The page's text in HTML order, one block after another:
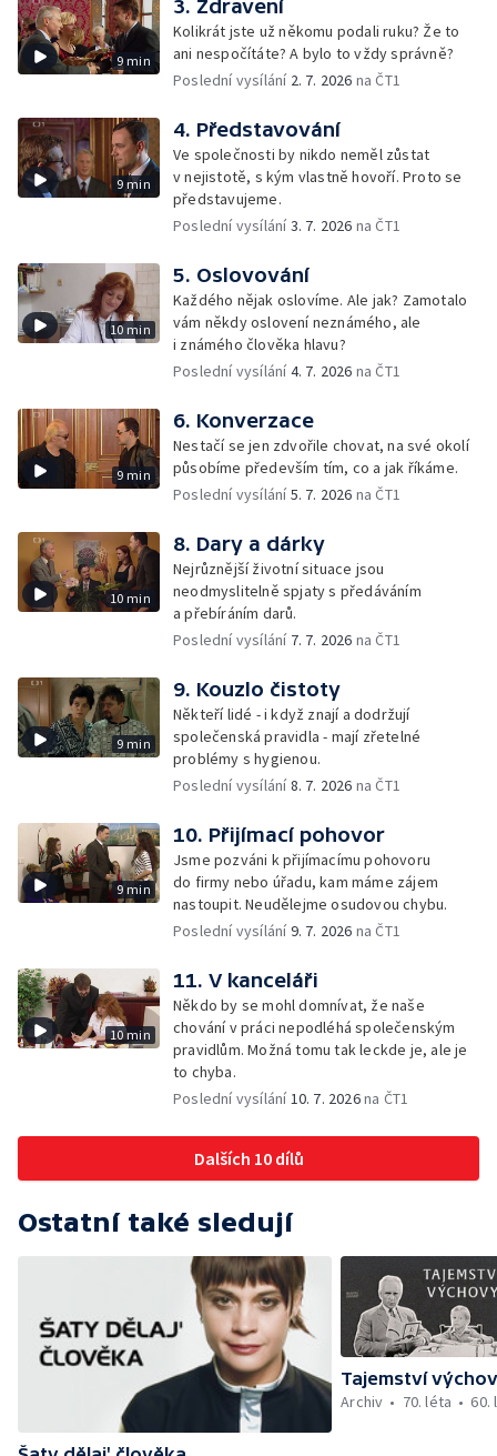
9 min
3. Zdravení
Kolikrát jste už někomu podali ruku? Že to
ani nespočítáte? A bylo to vždy správně?
Poslední vysílání 2. 7. 2026 na ČT1
9 min
4. Představování
Ve společnosti by nikdo neměl zůstat
v nejistotě, s kým vlastně hovoří. Proto se
představujeme.
Poslední vysílání3. 7. 2026 na ČT1
10 min
5. Oslovování
Každého nějak oslovíme. Ale jak? Zamotalo
vám někdy oslovení neznámého, ale
i známého člověka hlavu?
Poslední vysílání4. 7. 2026 na ČT1
9 min
6. Konverzace
Nestačí se jen zdvořile chovat, na své okolí
působíme především tím, co a jak říkáme.
Poslední vysílání5. 7. 2026 na ČT1
10 min
8. Dary a dárky
Nejrůznější životní situace jsou
neodmyslitelně spjaty s předáváním
a přebíráním darů.
Poslední vysílání 7. 7. 2026 na ČT1
9 min
9. Kouzlo čistoty
Někteří lidé - i když znají a dodržují
společenská pravidla - mají zřetelné
problémy s hygienou.
Poslední vysílání8. 7. 2026 na ČT1
9 min
10. Přijímací pohovor
Jsme pozváni k přijímacímu pohovoru
do firmy nebo úřadu, kam máme zájem
nastoupit. Neudělejme osudovou chybu.
Poslední vysílání9. 7. 2026 na ČT1
10 min
11. V kanceláři
Někdo by se mohl domnívat, že naše
chování v práci nepodléhá společenským
pravidlům. Možná tomu tak leckde je, ale je
to chyba.
Poslední vysílání10. 7. 2026na ČT1
Dalších 10 dílů
Ostatní také sledují
Tajemství
Archiv
70. léta 60.